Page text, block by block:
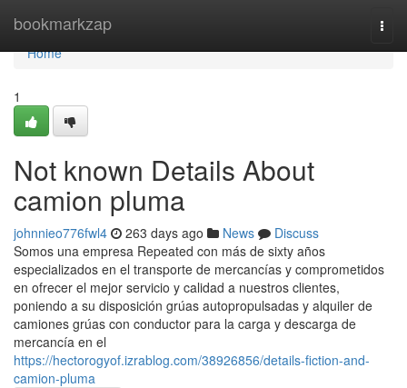
bookmarkzap
Home
Home
1
Not known Details About
camion pluma
johnnieo776fwl4 263 days ago News
Discuss
Somos una empresa Repeated con más de sixty años
especializados en el transporte de mercancías y comprometidos
en ofrecer el mejor servicio y calidad a nuestros clientes,
poniendo a su disposición grúas autopropulsadas y alquiler de
camiones grúas con conductor para la carga y descarga de
mercancía en el
https://hectorogyof.izrablog.com/38926856/details-fiction-and-
camion-pluma